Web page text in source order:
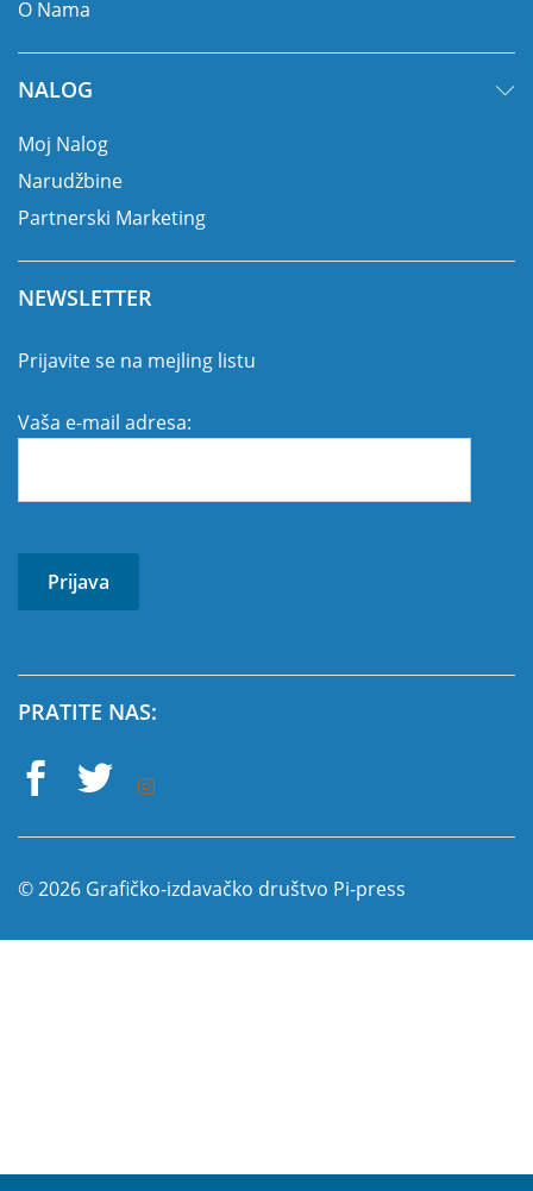
O Nama
NALOG
Moj Nalog
Narudžbine
Partnerski Marketing
NEWSLETTER
Prijavite se na mejling listu
Vaša e-mail adresa:
PRATITE NAS:
© 2026 Grafičko-izdavačko društvo Pi-press